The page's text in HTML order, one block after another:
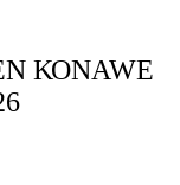
ΚΟNAWE